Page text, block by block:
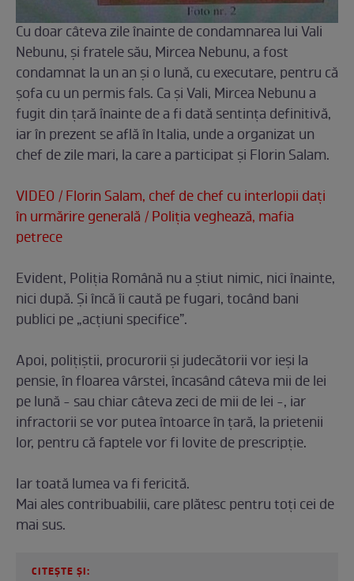
Cu doar câteva zile înainte de condamnarea lui Vali
Nebunu, și fratele său, Mircea Nebunu, a fost
condamnat la un an și o lună, cu executare, pentru că
șofa cu un permis fals. Ca și Vali, Mircea Nebunu a
fugit din țară înainte de a fi dată sentința definitivă,
iar în prezent se află în Italia, unde a organizat un
chef de zile mari, la care a participat și Florin Salam.
VIDEO / Florin Salam, chef de chef cu interlopii dați
în urmărire generală / Poliția veghează, mafia
petrece
Evident, Poliția Română nu a știut nimic, nici înainte,
nici după. Și încă îi caută pe fugari, tocând bani
publici pe „acțiuni specifice”.
Apoi, polițiștii, procurorii și judecătorii vor ieși la
pensie, în floarea vârstei, încasând câteva mii de lei
pe lună - sau chiar câteva zeci de mii de lei -, iar
infractorii se vor putea întoarce în țară, la prietenii
lor, pentru că faptele vor fi lovite de prescripție.
Iar toată lumea va fi fericită.
Mai ales contribuabilii, care plătesc pentru toți cei de
mai sus.
CITEȘTE ȘI: